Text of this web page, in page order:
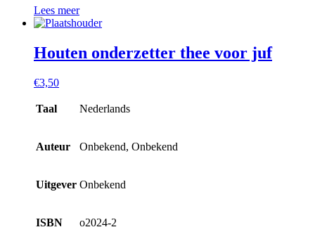
Lees meer
Houten onderzetter thee voor juf
€3,50
Taal Nederlands
Auteur Onbekend, Onbekend
Uitgever Onbekend
ISBN o2024-2